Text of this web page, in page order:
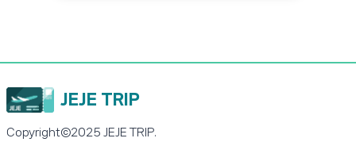
JEJE TRIP
Copyright©2025 JEJE TRIP.